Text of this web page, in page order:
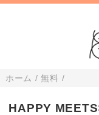
ホーム /無料 /
HAPPY